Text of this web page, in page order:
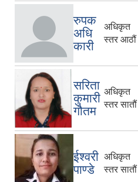
रुपक
अधि
कारी
अधिकृत
स्तर आठौं
सरिता
कुमारी
गौतम
अधिकृत
स्तर सातौं
ईश्वरी
पाण्डे
अधिकृत
स्तर सातौं